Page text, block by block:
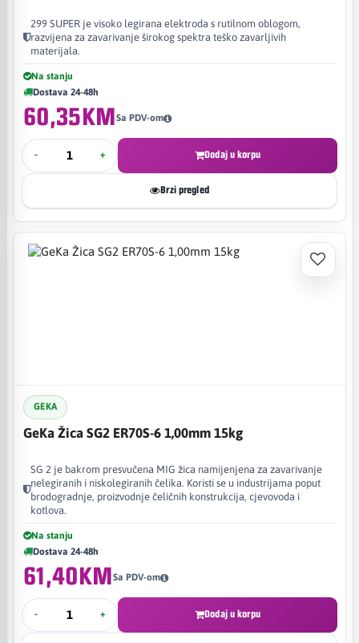
299 SUPER je visoko legirana elektroda s rutilnom oblogom,
razvijena za zavarivanje širokog spektra teško zavarljivih
materijala.
Na stanju
Dostava 24-48h
60,35KMSa PDV-om
- + Dodaj u korpu
Brzi pregled
GEKA
GeKa Žica SG2 ER70S-6 1,00mm 15kg
SG 2 je bakrom presvučena MIG žica namijenjena za zavarivanje
nelegiranih i niskolegiranih čelika. Koristi se u industrijama poput
brodogradnje, proizvodnje čeličnih konstrukcija, cjevovoda i
kotlova.
Na stanju
Dostava 24-48h
61,40KMSa PDV-om
- + Dodaj u korpu